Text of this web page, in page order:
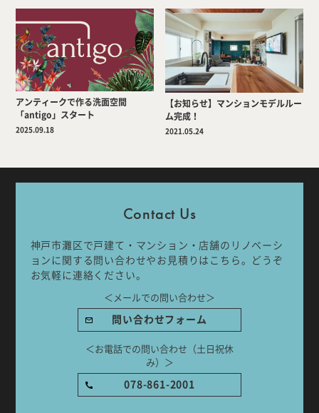
アンティークで作る洗面空間
「antigo」スタート
2025.09.18
【お知らせ】マンションモデルルー
ム完成！
2021.05.24
Contact Us
神戸市灘区で戸建て・マンション・店舗のリノベーシ
ョンに関する問い合わせやお見積りはこちら。どうぞ
お気軽に連絡ください。
＜メールでの問い合わせ＞
問い合わせフォーム
＜お電話での問い合わせ（土日祝休
み）＞
078-861-2001
Company
Works
Team
Work Flow
Journal
Topics
Recruit
Room Tour